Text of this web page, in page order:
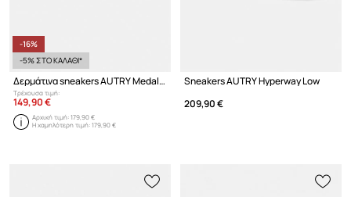
-16%
-5% ΣΤΟ ΚΑΛΑΘΙ*
Δερμάτινα sneakers AUTRY Medalist Low
Τρέχουσα τιμή:
149,90 €
Αρχική τιμή:179,90 €
Η χαμηλότερη τιμή:179,90 €
Sneakers AUTRY Hyperway Low
209,90 €